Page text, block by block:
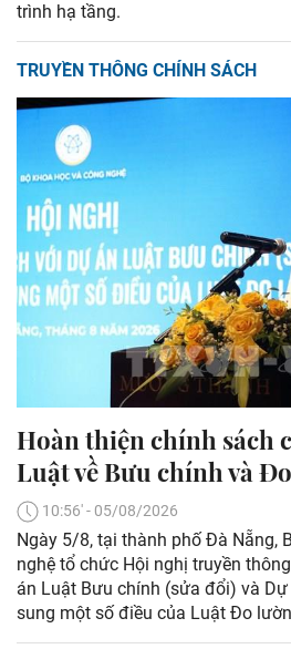
trình hạ tầng.
TRUYỀN THÔNG CHÍNH SÁCH
Hoàn thiện chính sách
Luật về Bưu chính và
10:56' - 05/08/2026
Ngày 5/8, tại thành phố Đà Nẵng,
nghệ tổ chức Hội nghị truyền
án Luật Bưu chính (sửa đổi) và
sung một số điều của Luật Đo